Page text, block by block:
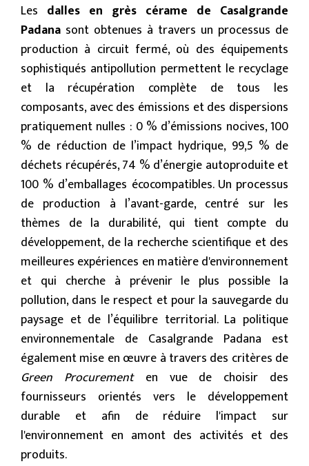
Les dalles en grès cérame de Casalgrande
Padana sont obtenues à travers un processus de
production à circuit fermé, où des équipements
sophistiqués antipollution permettent le recyclage
et la récupération complète de tous les
composants, avec des émissions et des dispersions
pratiquement nulles : 0 % d’émissions nocives, 100
% de réduction de l’impact hydrique, 99,5 % de
déchets récupérés, 74 % d’énergie autoproduite et
100 % d’emballages écocompatibles. Un processus
de production à l’avant-garde, centré sur les
thèmes de la durabilité, qui tient compte du
développement, de la recherche scientifique et des
meilleures expériences en matière d'environnement
et qui cherche à prévenir le plus possible la
pollution, dans le respect et pour la sauvegarde du
paysage et de l’équilibre territorial. La politique
environnementale de Casalgrande Padana est
également mise en œuvre à travers des critères de
Green Procurementen vue de choisir des
fournisseurs orientés vers le développement
durable et afin de réduire l'impact sur
l'environnement en amont des activités et des
produits.